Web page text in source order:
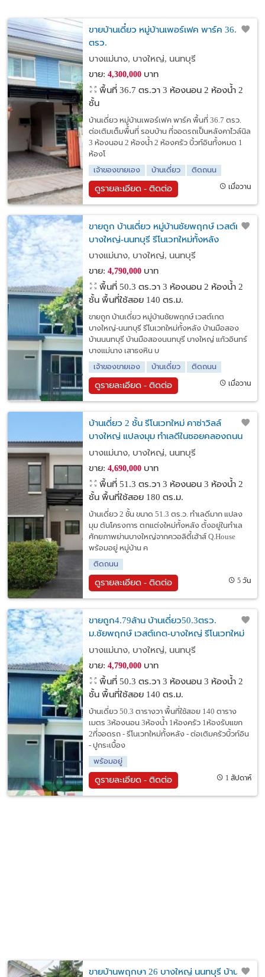
ขายบ้านเดี๋ยว หมู่บ้านเพอร์เฟค พาร์ค 36.7
ตรว.
บางแม่นาง, บางใหญ่, นนทบุรี
ขาย: 4,300,000บาท
พื้นที่ 36.7 ตร.วา 3 ห้องนอน 2 ห้องน้ำ 2
ชั้น
บ้านเดี่ยว หมู่บ้านเพอร์เฟค พาร์ค พื้นที่ 36.7 ตรว.
ต่อเติมเต็มพื้นที่ รอบบ้าน ที่จอดรถเป็นหลังคาไวล์นิล
3 ห้องนอน 2 ห้องน้ำ 2 ห้องครัว บิ้วท์อินทั้งหมด 1
ห้องโ
เจ้าของขายเอง
บ้านเดี่ยว ติดถนน
ดูรายละเอียด - ติดต่อ เมื่อวาน
ขายถูก บ้านเดี่ยว หมู่บ้านชัยพฤกษ์ เวสต์เกต
บางใหญ่-นนทบุรี รีโนเวทใหม่ทั้งหลัง
บางแม่นาง, บางใหญ่, นนทบุรี
ขาย: 4,790,000บาท
พื้นที่ 50.3 ตร.วา 3 ห้องนอน 2 ห้องน้ำ 2
ชั้น พื้นที่ใช้สอย 140 ตร.ม.
ขายถูก บ้านเดี่ยว หมู่บ้านชัยพฤกษ์ เวสต์เกต
บางใหญ่-นนทบุรี รีโนเวทใหม่ทั้งหลัง บ้านมือสอง
บ้านนนทบุรี บ้านมือสองนนทบุรี บางใหญ่ แก้วอินทร์
บางแม่นาง เสาธงหิน บ
เจ้าของขายเอง
บ้านเดี่ยว ติดถนน
ดูรายละเอียด - ติดต่อ เมื่อวาน
บ้านเดี่ยว 2 ชั้น รีโนเวทใหม่ คาซ่าวิลล์
บางใหญ่ แปลงมุม ทำเลดีในซอยคลองถนน
ใกล้เซ็นทรัล เวสต์เกต
บางแม่นาง, บางใหญ่, นนทบุรี
ขาย: 4,690,000บาท
พื้นที่ 51.3 ตร.วา 3 ห้องนอน 3 ห้องน้ำ 2
ชั้น พื้นที่ใช้สอย 180 ตร.ม.
บ้านเดี่ยว 2 ชั้น ขนาด 51.3 ตร.ว. ทำเลดีมาก แปลง
มุม ต้นโครงการ ตกแต่งใหม่ทั้งหลัง ตั้งอยู่ในทำเล
ศักยภาพย่านบางใหญ่จากควอลิตี้เฮ้าส์ Q.House
พร้อมอยู่ หมู่บ้าน ค
ติดถนน
ดูรายละเอียด - ติดต่อ 5 วัน
ขายถูก4.79ล้าน บ้านเดี่ยว50.3ตรว.
ม.ชัยพฤกษ์ เวสต์เกต-บางใหญ่ รีโนเวทใหม่
ฟรีโอน
บางแม่นาง, บางใหญ่, นนทบุรี
ขาย: 4,790,000บาท
พื้นที่ 50.3 ตร.วา 3 ห้องนอน 3 ห้องน้ำ 2
ชั้น พื้นที่ใช้สอย 140 ตร.ม.
บ้านเดี่ยว 50.3 ตารางวา พื้นที่ใช้สอย 140 ตาราง
เมตร 3ห้องนอน 3ห้องน้ำ 1ห้องครัว 1ห้องรับแขก
2ที่จอดรถ - รีโนเวทใหม่ทั้งหลัง - ต่อเติมครัวบิ้วท์อิน
- ปูกระเบื้อง
พร้อมอยู่
ดูรายละเอียด - ติดต่อ 1 สัปดาห์
ขายบ้านพฤกษา 26 บางใหญ่ นนทบุรี บ้านมือ